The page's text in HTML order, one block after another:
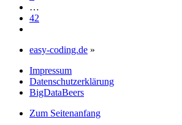
…
42
easy-coding.de »
Impressum
Datenschutzerklärung
BigDataBeers
Zum Seitenanfang